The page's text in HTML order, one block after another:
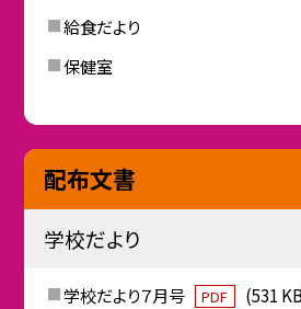
給食だより
保健室
配布文書
学校だより
学校だより７月号 PDF (531